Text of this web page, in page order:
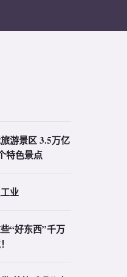
游景区 3.5万亿
特色景点
业
“好东西”千万